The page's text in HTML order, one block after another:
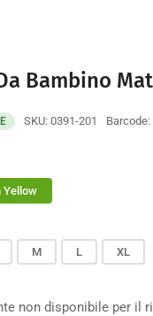
Bambino
SKU: 0391-201 Barcode:
Yellow
M L XL
non disponibile per il